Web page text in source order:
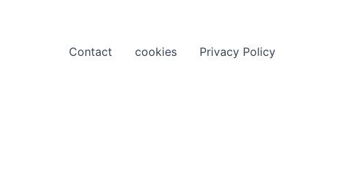
Contact cookies Privacy Policy